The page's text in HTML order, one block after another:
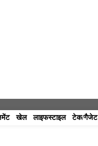
खेल लाइफस्टाइल टेक/गैजेट